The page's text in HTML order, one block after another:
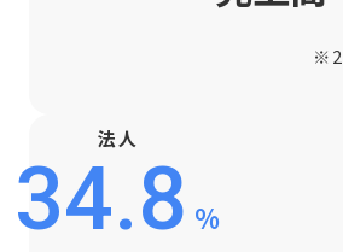
法人
34.8 %